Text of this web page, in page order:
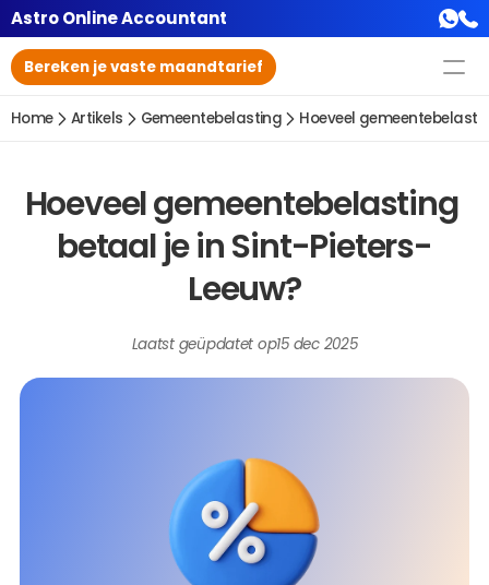
Astro Online Accountant
Bereken je vaste maandtarief
Home Artikels Gemeentebelasting Hoeveel
Hoeveel gemeentebelasting
betaal je in Sint-Pieters-
Leeuw?
Laatst geüpdatet op15 dec 2025